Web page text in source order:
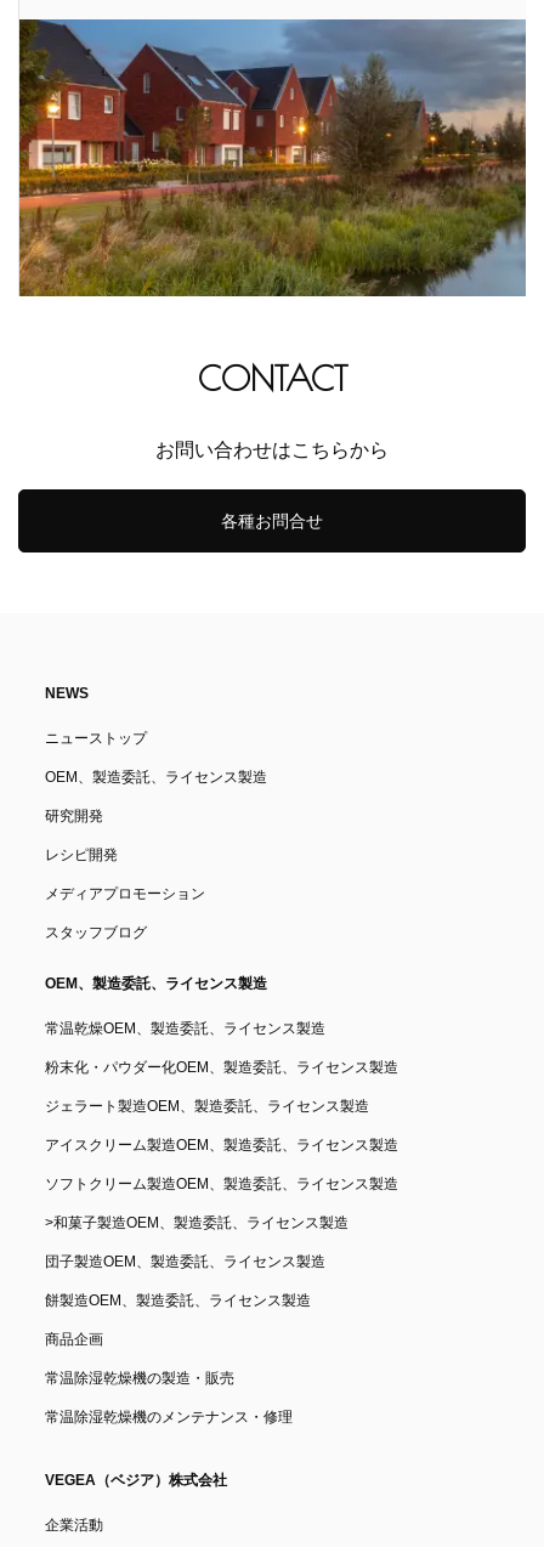
CONTACT
お問い合わせはこちらから
各種お問合せ
NEWS
ニューストップ
OEM、製造委託、ライセンス製造
研究開発
レシピ開発
メディアプロモーション
スタッフブログ
OEM、製造委託、ライセンス製造
常温乾燥OEM、製造委託、ライセンス製造
粉末化・パウダー化OEM、製造委託、ライセンス製造
ジェラート製造OEM、製造委託、ライセンス製造
アイスクリーム製造OEM、製造委託、ライセンス製造
ソフトクリーム製造OEM、製造委託、ライセンス製造
>和菓子製造OEM、製造委託、ライセンス製造
団子製造OEM、製造委託、ライセンス製造
餅製造OEM、製造委託、ライセンス製造
商品企画
常温除湿乾燥機の製造・販売
常温除湿乾燥機のメンテナンス・修理
VEGEA（ベジア）株式会社
企業活動